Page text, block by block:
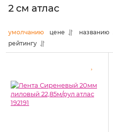
2 см атлас
умолчанию цене
названию
рейтингу